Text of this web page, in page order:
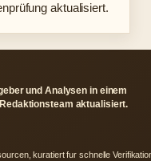
aktualisiert.
und Analysen in einem
aktualisiert.
kuratiert fur schnelle